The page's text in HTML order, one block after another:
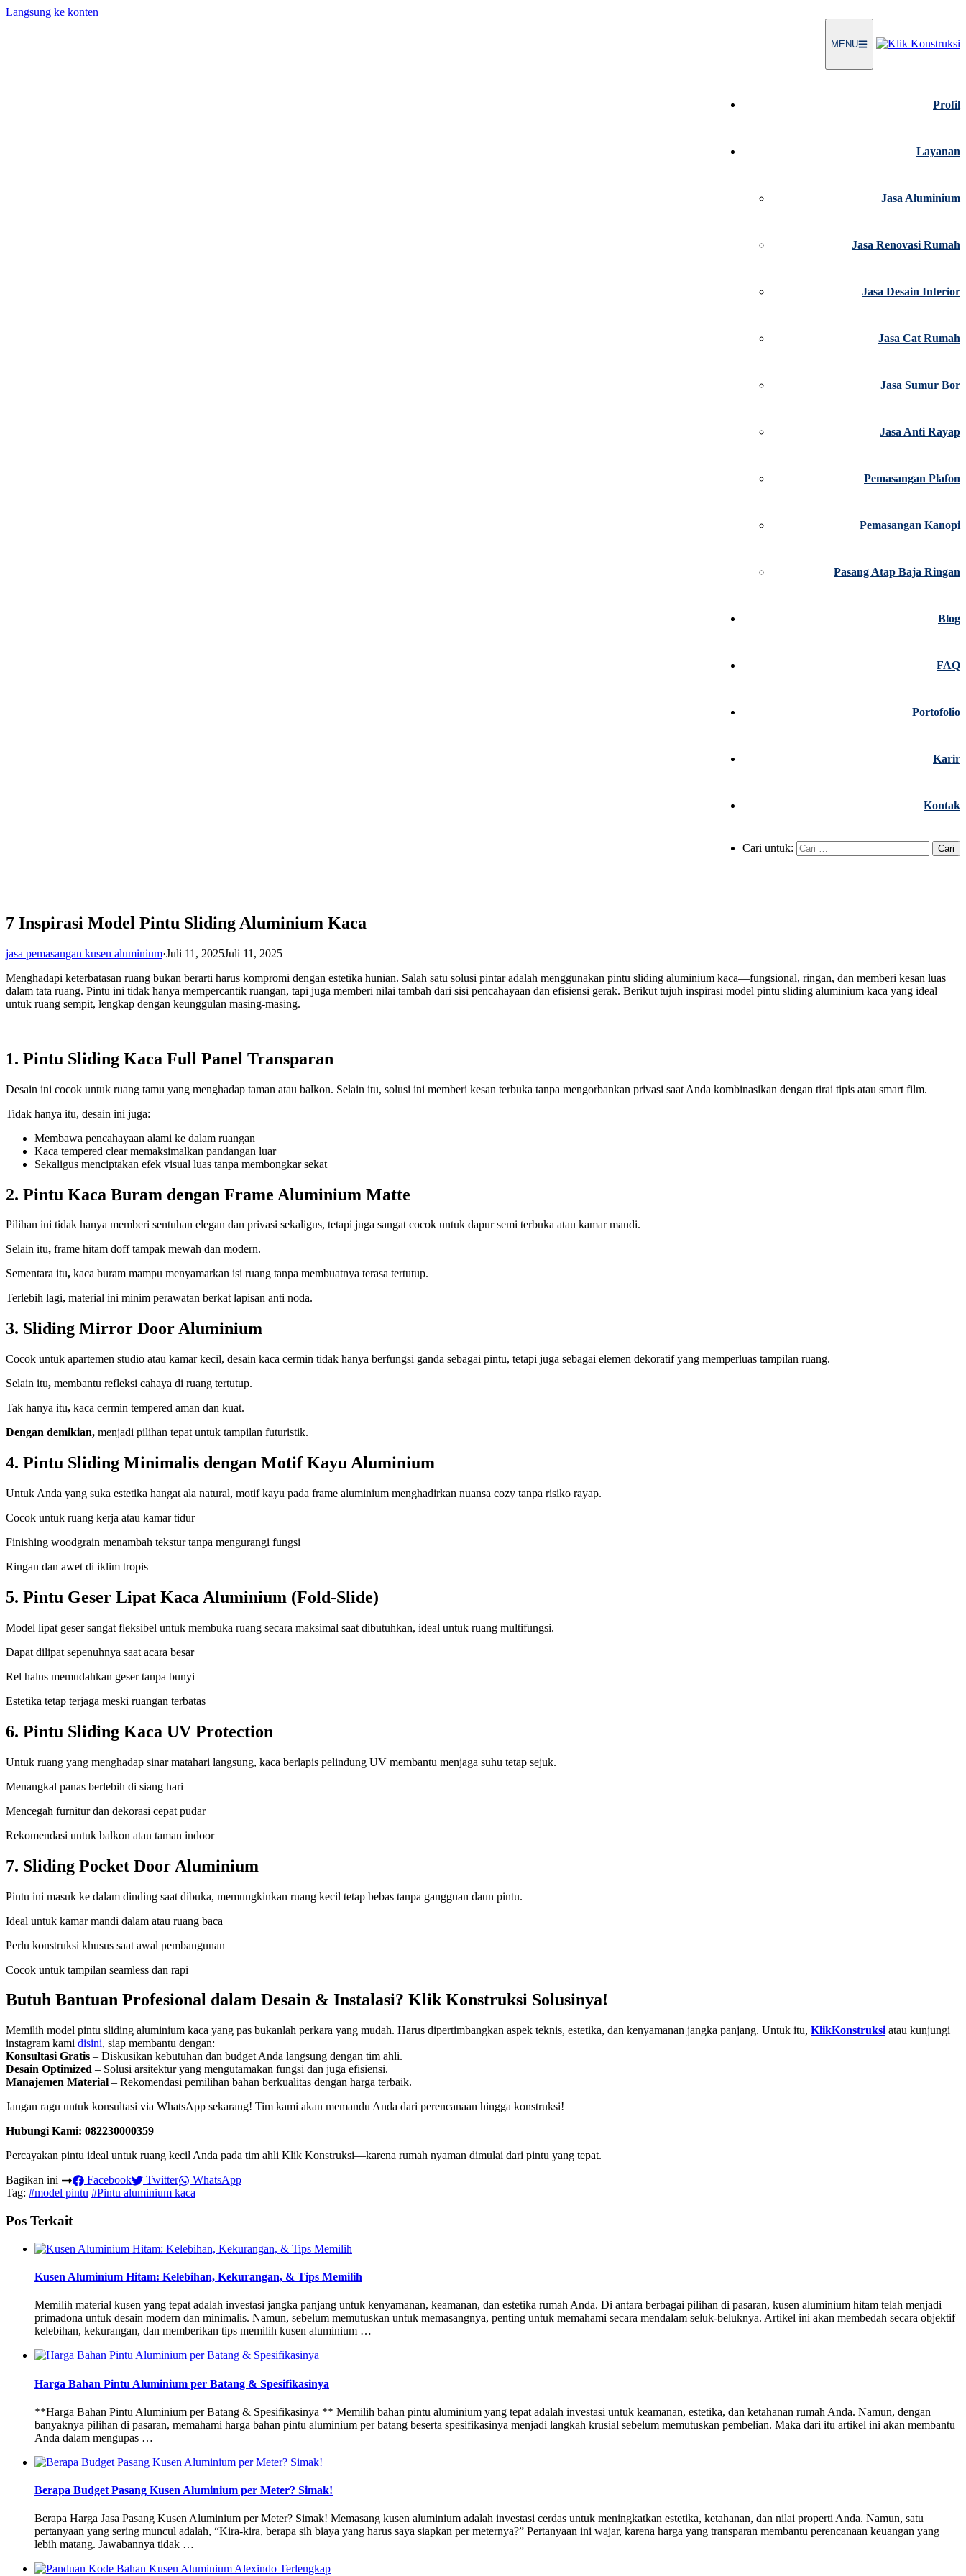
Langsung ke konten
MENU
Profil
Layanan
Jasa Aluminium
Jasa Renovasi Rumah
Jasa Desain Interior
Jasa Cat Rumah
Jasa Sumur Bor
Jasa Anti Rayap
Pemasangan Plafon
Pemasangan Kanopi
Pasang Atap Baja Ringan
Blog
FAQ
Portofolio
Karir
Kontak
Cari untuk:
7 Inspirasi Model Pintu Sliding Aluminium Kaca
jasa pemasangan kusen aluminium·Juli 11, 2025Juli 11, 2025
Menghadapi keterbatasan ruang bukan berarti harus kompromi dengan estetika hunian. Salah satu solusi pintar adalah menggunakan pintu sliding aluminium kaca—fungsional, ringan, dan memberi kesan luas
dalam tata ruang. Pintu ini tidak hanya mempercantik ruangan, tapi juga memberi nilai tambah dari sisi pencahayaan dan efisiensi gerak. Berikut tujuh inspirasi model pintu sliding aluminium kaca yang ideal
untuk ruang sempit, lengkap dengan keunggulan masing-masing.
1. Pintu Sliding Kaca Full Panel Transparan
Desain ini cocok untuk ruang tamu yang menghadap taman atau balkon. Selain itu, solusi ini memberi kesan terbuka tanpa mengorbankan privasi saat Anda kombinasikan dengan tirai tipis atau smart film.
Tidak hanya itu, desain ini juga:
Membawa pencahayaan alami ke dalam ruangan
Kaca tempered clear memaksimalkan pandangan luar
Sekaligus menciptakan efek visual luas tanpa membongkar sekat
2. Pintu Kaca Buram dengan Frame Aluminium Matte
Pilihan ini tidak hanya memberi sentuhan elegan dan privasi sekaligus, tetapi juga sangat cocok untuk dapur semi terbuka atau kamar mandi.
Selain itu, frame hitam doff tampak mewah dan modern.
Sementara itu, kaca buram mampu menyamarkan isi ruang tanpa membuatnya terasa tertutup.
Terlebih lagi, material ini minim perawatan berkat lapisan anti noda.
3. Sliding Mirror Door Aluminium
Cocok untuk apartemen studio atau kamar kecil, desain kaca cermin tidak hanya berfungsi ganda sebagai pintu, tetapi juga sebagai elemen dekoratif yang memperluas tampilan ruang.
Selain itu, membantu refleksi cahaya di ruang tertutup.
Tak hanya itu, kaca cermin tempered aman dan kuat.
Dengan demikian, menjadi pilihan tepat untuk tampilan futuristik.
4. Pintu Sliding Minimalis dengan Motif Kayu Aluminium
Untuk Anda yang suka estetika hangat ala natural, motif kayu pada frame aluminium menghadirkan nuansa cozy tanpa risiko rayap.
Cocok untuk ruang kerja atau kamar tidur
Finishing woodgrain menambah tekstur tanpa mengurangi fungsi
Ringan dan awet di iklim tropis
5. Pintu Geser Lipat Kaca Aluminium (Fold-Slide)
Model lipat geser sangat fleksibel untuk membuka ruang secara maksimal saat dibutuhkan, ideal untuk ruang multifungsi.
Dapat dilipat sepenuhnya saat acara besar
Rel halus memudahkan geser tanpa bunyi
Estetika tetap terjaga meski ruangan terbatas
6. Pintu Sliding Kaca UV Protection
Untuk ruang yang menghadap sinar matahari langsung, kaca berlapis pelindung UV membantu menjaga suhu tetap sejuk.
Menangkal panas berlebih di siang hari
Mencegah furnitur dan dekorasi cepat pudar
Rekomendasi untuk balkon atau taman indoor
7. Sliding Pocket Door Aluminium
Pintu ini masuk ke dalam dinding saat dibuka, memungkinkan ruang kecil tetap bebas tanpa gangguan daun pintu.
Ideal untuk kamar mandi dalam atau ruang baca
Perlu konstruksi khusus saat awal pembangunan
Cocok untuk tampilan seamless dan rapi
Butuh Bantuan Profesional dalam Desain & Instalasi? Klik Konstruksi Solusinya!
Memilih model pintu sliding aluminium kaca yang pas bukanlah perkara yang mudah. Harus dipertimbangkan aspek teknis, estetika, dan kenyamanan jangka panjang. Untuk itu, KlikKonstruksi atau kunjungi
instagram kami disini, siap membantu dengan:
Konsultasi Gratis – Diskusikan kebutuhan dan budget Anda langsung dengan tim ahli.
Desain Optimized – Solusi arsitektur yang mengutamakan fungsi dan juga efisiensi.
Manajemen Material – Rekomendasi pemilihan bahan berkualitas dengan harga terbaik.
Jangan ragu untuk konsultasi via WhatsApp sekarang! Tim kami akan memandu Anda dari perencanaan hingga konstruksi!
Hubungi Kami: 082230000359
Percayakan pintu ideal untuk ruang kecil Anda pada tim ahli Klik Konstruksi—karena rumah nyaman dimulai dari pintu yang tepat.
Bagikan ini
Facebook Twitter
WhatsApp
Tag: #model pintu #Pintu aluminium kaca
Pos Terkait
Kusen Aluminium Hitam: Kelebihan, Kekurangan, & Tips Memilih
Memilih material kusen yang tepat adalah investasi jangka panjang untuk kenyamanan, keamanan, dan estetika rumah Anda. Di antara berbagai pilihan di pasaran, kusen aluminium hitam telah menjadi
primadona untuk desain modern dan minimalis. Namun, sebelum memutuskan untuk memasangnya, penting untuk memahami secara mendalam seluk-beluknya. Artikel ini akan membedah secara objektif
kelebihan, kekurangan, dan memberikan tips memilih kusen aluminium …
Harga Bahan Pintu Aluminium per Batang & Spesifikasinya
**Harga Bahan Pintu Aluminium per Batang & Spesifikasinya ** Memilih bahan pintu aluminium yang tepat adalah investasi untuk keamanan, estetika, dan ketahanan rumah Anda. Namun, dengan
banyaknya pilihan di pasaran, memahami harga bahan pintu aluminium per batang beserta spesifikasinya menjadi langkah krusial sebelum memutuskan pembelian. Maka dari itu artikel ini akan membantu
Anda dalam mengupas …
Berapa Budget Pasang Kusen Aluminium per Meter? Simak!
Berapa Harga Jasa Pasang Kusen Aluminium per Meter? Simak! Memasang kusen aluminium adalah investasi cerdas untuk meningkatkan estetika, ketahanan, dan nilai properti Anda. Namun, satu
pertanyaan yang sering muncul adalah, “Kira-kira, berapa sih biaya yang harus saya siapkan per meternya?” Pertanyaan ini wajar, karena harga yang transparan membantu perencanaan keuangan yang
lebih matang. Jawabannya tidak …